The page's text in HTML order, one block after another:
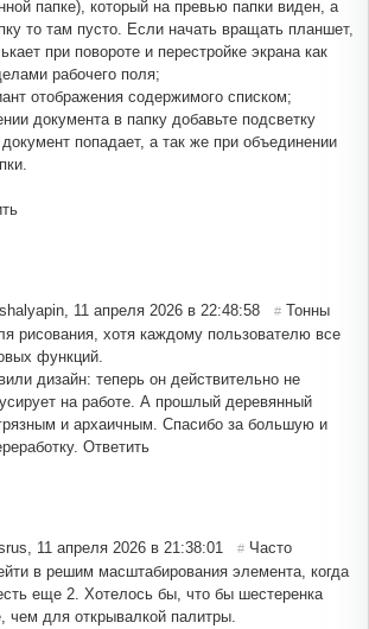
папке), который на превью папки виден, а
то там пусто. Если начать вращать планшет,
при повороте и перестройке экрана как
рабочего поля;
отображения содержимого списком;
документа в папку добавьте подсветку
попадает, а так же при объединении
, 11 апреля 2026 в 22:48:58 # Тонны
рисования, хотя каждому пользователю все
функций.
дизайн: теперь он действительно не
на работе. А прошлый деревянный
и архаичным. Спасибо за большую и
Ответить
, 11 апреля 2026 в 21:38:01 # Часто
в решим масштабирования элемента, когда
еще 2. Хотелось бы, что бы шестеренка
чем для открывалкой палитры.